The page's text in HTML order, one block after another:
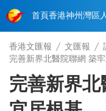
首頁香港神州 灣區
香港文匯報 文匯報
完善新界北醫院聯網 築
完善新界